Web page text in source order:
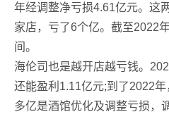
年经调整净亏损4.61亿元。这
家店，亏了6个亿。截至2022
间。
海伦司也是越开店越亏钱。
还能盈利1.11亿元;到了2022
多亿是酒馆优化及调整亏损，